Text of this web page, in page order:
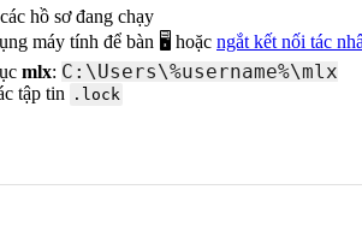
hồ sơ đang chạy
máy tính để bàn 🖥️ hoặc ngắt kết nối tác
mlx: C:\Users\%username%\mlx
tập tin .lock